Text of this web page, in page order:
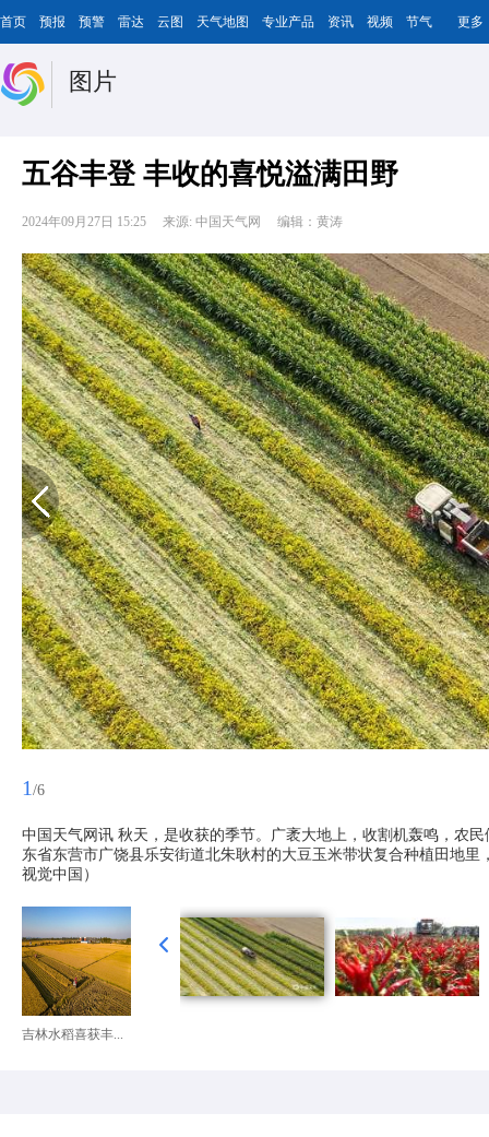
首页 预报 预警 雷达 云图 天气地图 专业产品 资讯 视频 节气 更多
图片
五谷丰登 丰收的喜悦溢满田野
2024年09月27日 15:25 来源: 中国天气网 编辑：黄涛
1 /6
中国天气网讯 秋天，是收获的季节。广袤大地上，收割机轰鸣，农
东省东营市广饶县乐安街道北朱耿村的大豆玉米带状复合种植田地
视觉中国）
吉林水稻喜获丰...